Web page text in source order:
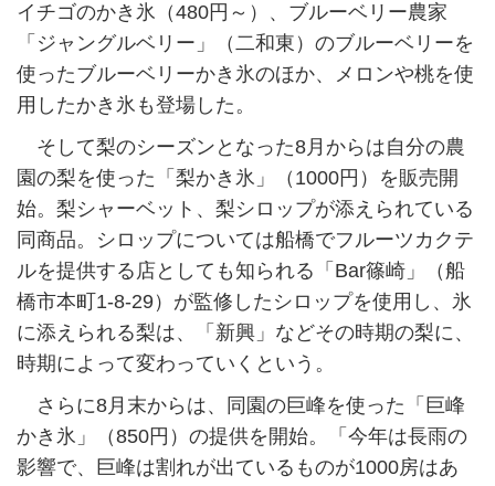
イチゴのかき氷（480円～）、ブルーベリー農家
「ジャングルベリー」（二和東）のブルーベリーを
使ったブルーベリーかき氷のほか、メロンや桃を使
用したかき氷も登場した。
そして梨のシーズンとなった8月からは自分の農
園の梨を使った「梨かき氷」（1000円）を販売開
始。梨シャーベット、梨シロップが添えられている
同商品。シロップについては船橋でフルーツカクテ
ルを提供する店としても知られる「Bar篠崎」（船
橋市本町1-8-29）が監修したシロップを使用し、氷
に添えられる梨は、「新興」などその時期の梨に、
時期によって変わっていくという。
さらに8月末からは、同園の巨峰を使った「巨峰
かき氷」（850円）の提供を開始。「今年は長雨の
影響で、巨峰は割れが出ているものが1000房はあ